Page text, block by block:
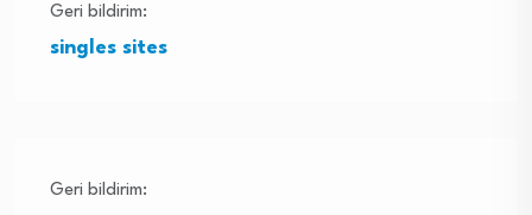
Geri bildirim:
singles sites
Geri bildirim: